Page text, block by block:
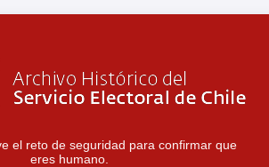
el reto de seguridad para confirmar que
eres humano.